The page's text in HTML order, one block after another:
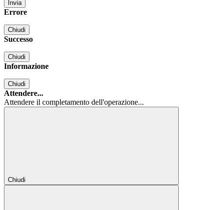
Errore
Chiudi
Successo
Chiudi
Informazione
Chiudi
Attendere...
Attendere il completamento dell'operazione...
Chiudi